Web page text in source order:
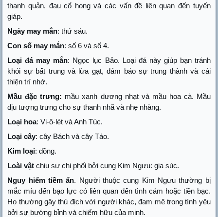
thanh quản, đau cổ họng và các vấn đề liên quan đến tuyến
giáp.
Ngày may mắn: thứ sáu.
Con số may mắn: số 6 và số 4.
Loại đá may mắn: Ngọc lục Bảo. Loại đá này giúp bạn tránh
khỏi sự bất trung và lừa gạt, đảm bảo sự trung thành và cải
thiện trí nhớ.
Mầu đặc trưng: mầu xanh dương nhạt và mầu hoa cà. Mầu
dịu tượng trưng cho sự thanh nhã và nhẹ nhàng.
Loại hoa: Vi-ô-lét và Anh Túc.
Loại cây: cây Bách và cây Táo.
Kim loại: đồng.
Loài vật chịu sự chi phối bởi cung Kim Ngưu: gia súc.
Nguy hiểm tiềm ẩn. Người thuộc cung Kim Ngưu thường bị
mắc míu đến bạo lực có liên quan đến tình cảm hoặc tiền bạc.
Họ thường gây thù địch với người khác, đam mê trong tình yêu
bởi sự bướng bỉnh và chiếm hữu của minh.